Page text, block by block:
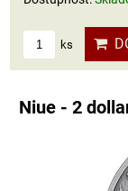
ks
Niue - 2